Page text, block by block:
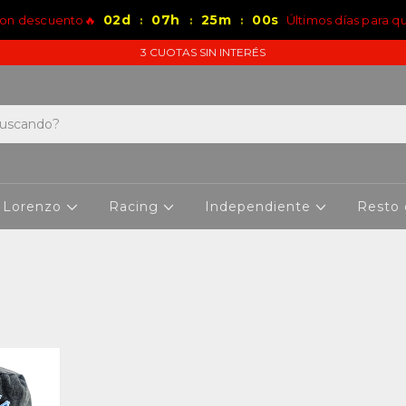
descuento🔥 02d : 07h : 24m : 59s Últimos días para
3 CUOTAS SIN INTERÉS
Lorenzo Racing Independiente Resto